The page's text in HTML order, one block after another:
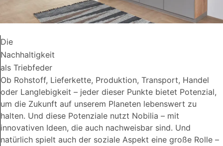
Die
Nachhaltigkeit
als Triebfeder
Ob Rohstoff, Lieferkette, Produktion, Transport, Handel
oder Langlebigkeit – jeder dieser Punkte bietet Potenzial,
um die Zukunft auf unserem Planeten lebenswert zu
halten. Und diese Potenziale nutzt Nobilia – mit
innovativen Ideen, die auch nachweisbar sind. Und
natürlich spielt auch der soziale Aspekt eine große Rolle –